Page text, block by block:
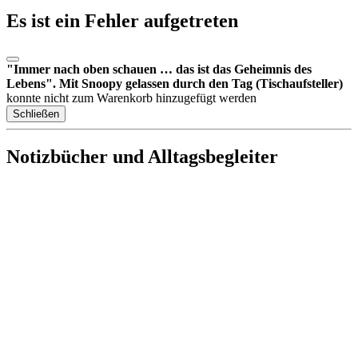
Es ist ein Fehler aufgetreten
"Immer nach oben schauen … das ist das Geheimnis des
Lebens". Mit Snoopy gelassen durch den Tag (Tischaufsteller)
konnte nicht zum Warenkorb hinzugefügt werden
Schließen
Notizbücher und Alltagsbegleiter